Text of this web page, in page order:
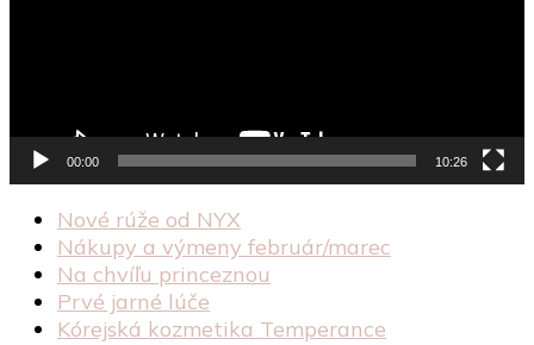
00:00 10:26
Nové rúže od NYX
Nákupy a výmeny február/marec
Na chvíľu princeznou
Prvé jarné lúče
Kórejská kozmetika Temperance